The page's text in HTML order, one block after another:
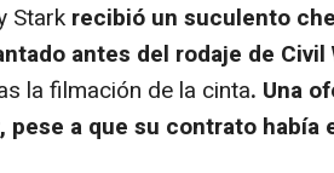
Stark recibió un suculento
antes del rodaje de Civil
la filmación de la cinta. Una
pese a que su contrato había